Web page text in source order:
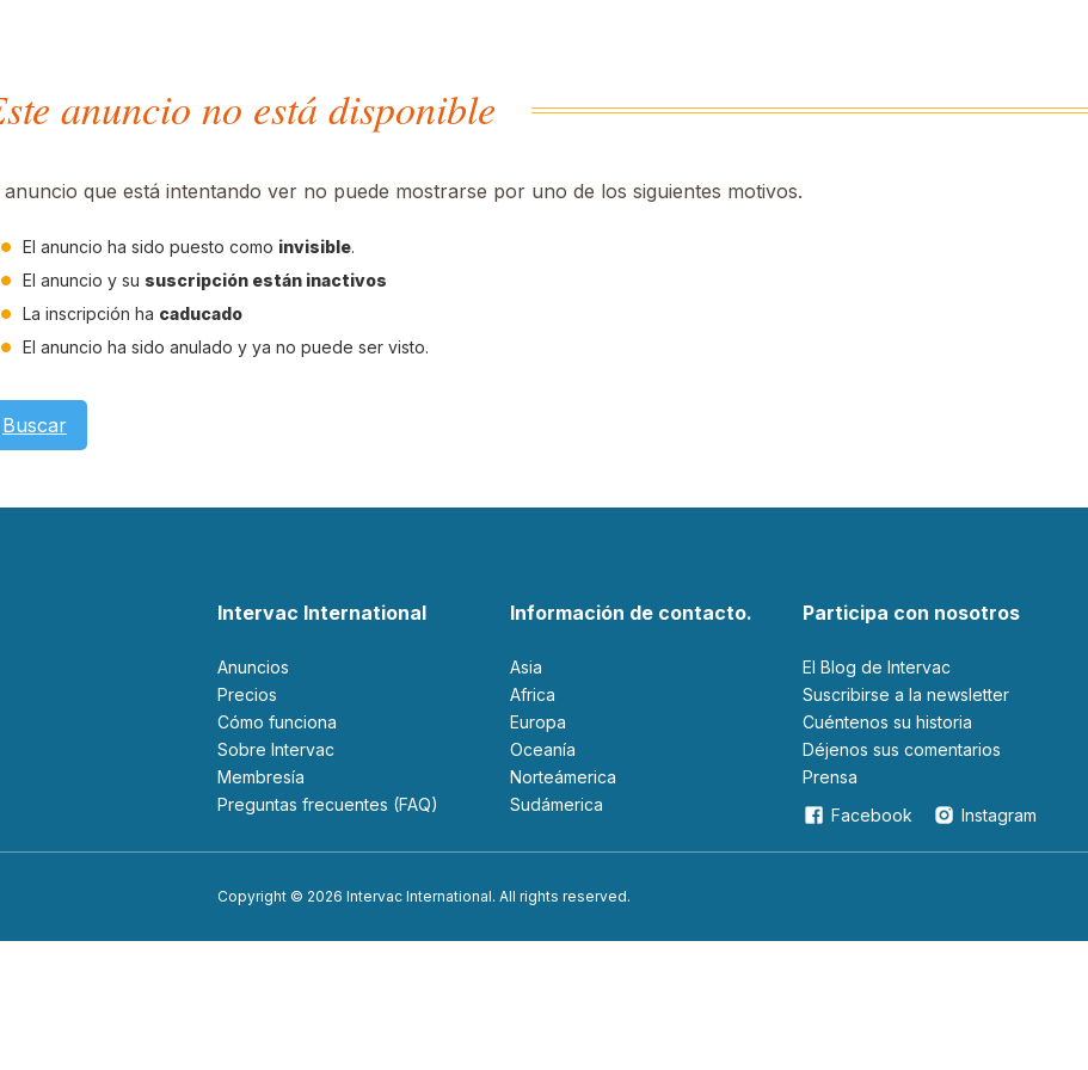
anuncio no está disponible
anuncio que está intentando ver no puede mostrarse por uno de los siguientes motivos.
El anuncio ha sido puesto como invisible.
El anuncio y su suscripción están inactivos
La inscripción ha caducado
El anuncio ha sido anulado y ya no puede ser visto.
Buscar
Intervac International
Anuncios
Precios
Cómo funciona
Sobre Intervac
Membresía
Preguntas frecuentes (FAQ)
Información de contacto.
Asia
Africa
Europa
Oceanía
Norteámerica
Sudámerica
Participa con nosotros
El Blog de Intervac
Suscribirse a la newsletter
Cuéntenos su historia
Déjenos sus comentarios
Prensa
Facebook
Instagram
Copyright © 2026 Intervac International. All rights reserved.